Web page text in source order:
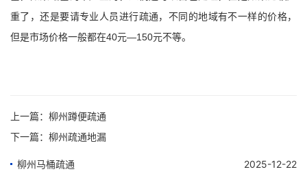
重了，还是要请专业人员进行疏通，不同的地域有不一样的价格，
但是市场价格一般都在40元—150元不等。
上一篇： 柳州蹲便疏通
下一篇： 柳州疏通地漏
柳州马桶疏通 2025-12-22